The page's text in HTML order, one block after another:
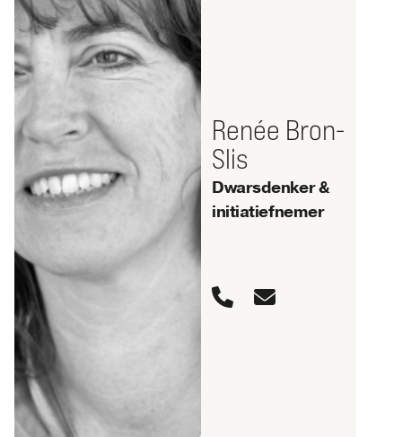
Renée Bron-
Slis
Dwarsdenker &
initiatiefnemer